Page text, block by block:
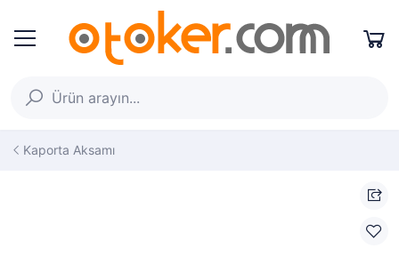
Kaporta Aksamı